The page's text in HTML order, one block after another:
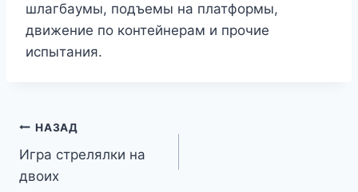
шлагбаумы, подъемы на платформы,
движение по контейнерам и прочие
испытания.
Навигация
по
НАЗАД
Игра стрелялки на
двоих